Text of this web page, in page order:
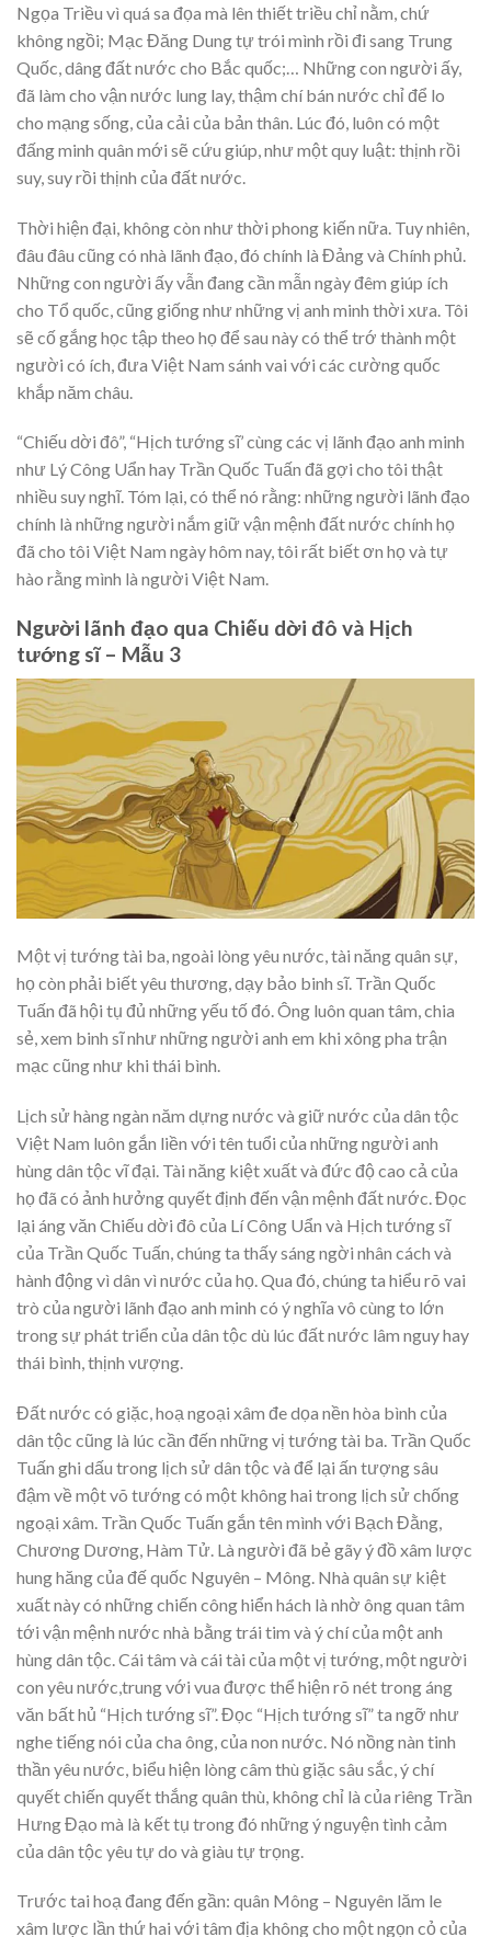
Ngọa Triều vì quá sa đọa mà lên thiết triều chỉ nằm, chứ
không ngồi; Mạc Đăng Dung tự trói mình rồi đi sang Trung
Quốc, dâng đất nước cho Bắc quốc;… Những con người ấy,
đã làm cho vận nước lung lay, thậm chí bán nước chỉ để lo
cho mạng sống, của cải của bản thân. Lúc đó, luôn có một
đấng minh quân mới sẽ cứu giúp, như một quy luật: thịnh rồi
suy, suy rồi thịnh của đất nước.
Thời hiện đại, không còn như thời phong kiến nữa. Tuy nhiên,
đâu đâu cũng có nhà lãnh đạo, đó chính là Đảng và Chính phủ.
Những con người ấy vẫn đang cần mẫn ngày đêm giúp ích
cho Tổ quốc, cũng giống như những vị anh minh thời xưa. Tôi
sẽ cố gắng học tập theo họ để sau này có thể trớ thành một
người có ích, đưa Việt Nam sánh vai với các cường quốc
khắp năm châu.
“Chiếu dời đô”, “Hịch tướng sĩ’ cùng các vị lãnh đạo anh minh
như Lý Công Uẩn hay Trần Quốc Tuấn đã gợi cho tôi thật
nhiều suy nghĩ. Tóm lại, có thể nó rằng: những người lãnh đạo
chính là những người nắm giữ vận mệnh đất nước chính họ
đã cho tôi Việt Nam ngày hôm nay, tôi rất biết ơn họ và tự
hào rằng mình là người Việt Nam.
Người lãnh đạo qua Chiếu dời đô và Hịch
tướng sĩ – Mẫu 3
Một vị tướng tài ba, ngoài lòng yêu nước, tài năng quân sự,
họ còn phải biết yêu thương, dạy bảo binh sĩ. Trần Quốc
Tuấn đã hội tụ đủ những yếu tố đó. Ông luôn quan tâm, chia
sẻ, xem binh sĩ như những người anh em khi xông pha trận
mạc cũng như khi thái bình.
Lịch sử hàng ngàn năm dựng nước và giữ nước của dân tộc
Việt Nam luôn gắn liền với tên tuổi của những người anh
hùng dân tộc vĩ đại. Tài năng kiệt xuất và đức độ cao cả của
họ đã có ảnh hưởng quyết định đến vận mệnh đất nước. Đọc
lại áng văn Chiếu dời đô của Lí Công Uẩn và Hịch tướng sĩ
của Trần Quốc Tuấn, chúng ta thấy sáng ngời nhân cách và
hành động vì dân vì nước của họ. Qua đó, chúng ta hiểu rõ vai
trò của người lãnh đạo anh minh có ý nghĩa vô cùng to lớn
trong sự phát triển của dân tộc dù lúc đất nước lâm nguy hay
thái bình, thịnh vượng.
Đất nước có giặc, hoạ ngoại xâm đe dọa nền hòa bình của
dân tộc cũng là lúc cần đến những vị tướng tài ba. Trần Quốc
Tuấn ghi dấu trong lịch sử dân tộc và để lại ấn tượng sâu
đậm về một võ tướng có một không hai trong lịch sử chống
ngoại xâm. Trần Quốc Tuấn gắn tên mình với Bạch Đằng,
Chương Dương, Hàm Tử. Là người đã bẻ gãy ý đồ xâm lược
hung hăng của đế quốc Nguyên – Mông. Nhà quân sự kiệt
xuất này có những chiến công hiển hách là nhờ ông quan tâm
tới vận mệnh nước nhà bằng trái tim và ý chí của một anh
hùng dân tộc. Cái tâm và cái tài của một vị tướng, một người
con yêu nước,trung với vua được thể hiện rõ nét trong áng
văn bất hủ “Hịch tướng sĩ”. Đọc “Hịch tướng sĩ” ta ngỡ như
nghe tiếng nói của cha ông, của non nước. Nó nồng nàn tinh
thần yêu nước, biểu hiện lòng câm thù giặc sâu sắc, ý chí
quyết chiến quyết thắng quân thù, không chỉ là của riêng Trần
Hưng Đạo mà là kết tụ trong đó những ý nguyện tình cảm
của dân tộc yêu tự do và giàu tự trọng.
Trước tai hoạ đang đến gần: quân Mông – Nguyên lăm le
xâm lược lần thứ hai với tâm địa không cho một ngọn cỏ của